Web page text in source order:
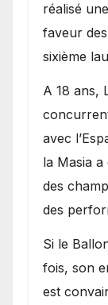
réalisé
faveur
sixième
A 18 ans,
avec
la Masia
des
des
Si le
fois, son
est